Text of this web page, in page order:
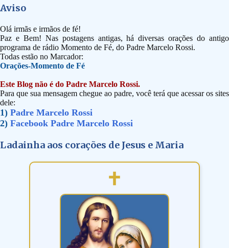
Aviso
Olá irmãs e irmãos de fé!
Paz e Bem! Nas postagens antigas, há diversas orações do antigo
programa de rádio Momento de Fé, do Padre Marcelo Rossi.
Todas estão no Marcador:
Orações-Momento de Fé
Este Blog não é do Padre Marcelo Rossi.
Para que sua mensagem chegue ao padre, você terá que acessar os sites
dele:
1) Padre Marcelo Rossi
2) Facebook Padre Marcelo Rossi
Ladainha aos corações de Jesus e Maria